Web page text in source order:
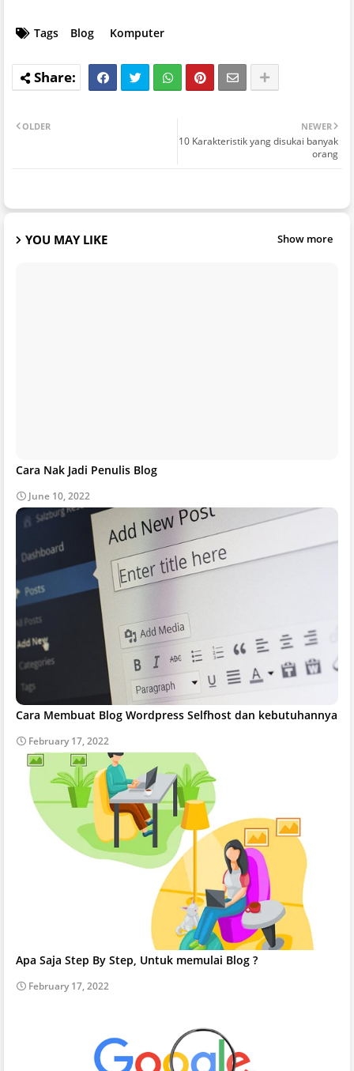
Tags Blog Komputer
NEWER
10 Karakteristik yang disukai banyak
orang
OLDER
YOU MAY LIKE Show more
Cara Nak Jadi Penulis Blog
June 10, 2022
Cara Membuat Blog Wordpress Selfhost dan kebutuhannya
February 17, 2022
Apa Saja Step By Step, Untuk memulai Blog ?
February 17, 2022